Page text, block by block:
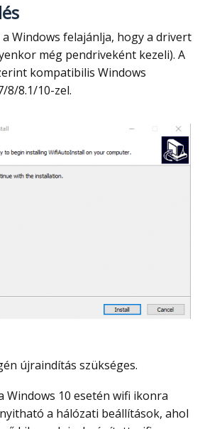
még pendriveként kezeli). A
kompatibilis Windows
8/8.1/10-zel.
újraindítás szükséges.
a hálózati beállítások, ahol